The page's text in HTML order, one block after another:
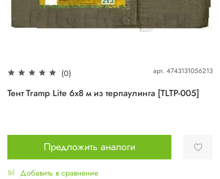
(0) арт. 4743131056213
Тент Tramp Lite 6x8 м из терпаулинга [TLTP-005]
Предложить аналоги
Добавить в сравнение